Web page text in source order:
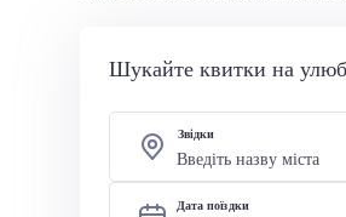
Шукайте квитки на
Звідки
Дата поїздки